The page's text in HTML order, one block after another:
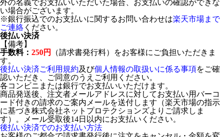
外の名義でお支払いいただいた場合、お支払いの確認ができな
い場合がございます。
※銀行振込でのお支払いに関するお問い合わせは楽天市場まで
ご連絡 ください。
後払い決済
【備考】
手数料： 250円
（請求書発行料）をお客様にご負担いただきま
す。
後払い決済ご利用規約及び個人情報の取扱いに係る事項をご確
認いただき、ご同意のうえご利用ください。
各コンビニまたは銀行でお支払いいただけます。
商品発送後、注文者メールアドレスに対してお支払い用バーコ
ード付きの請求のご案内メールを送付します（楽天市場の指示
に基づき株式会社ネットプロテクションズよりご請求しま
す）。メール受取後14日以内にお支払いください。
後払い決済でのお支払い方法